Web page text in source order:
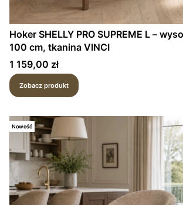
Hoker SHELLY PRO SUPREME L –
100 cm, tkanina VINCI
Cena
1 159,00 zł
Zobacz produkt
Nowość